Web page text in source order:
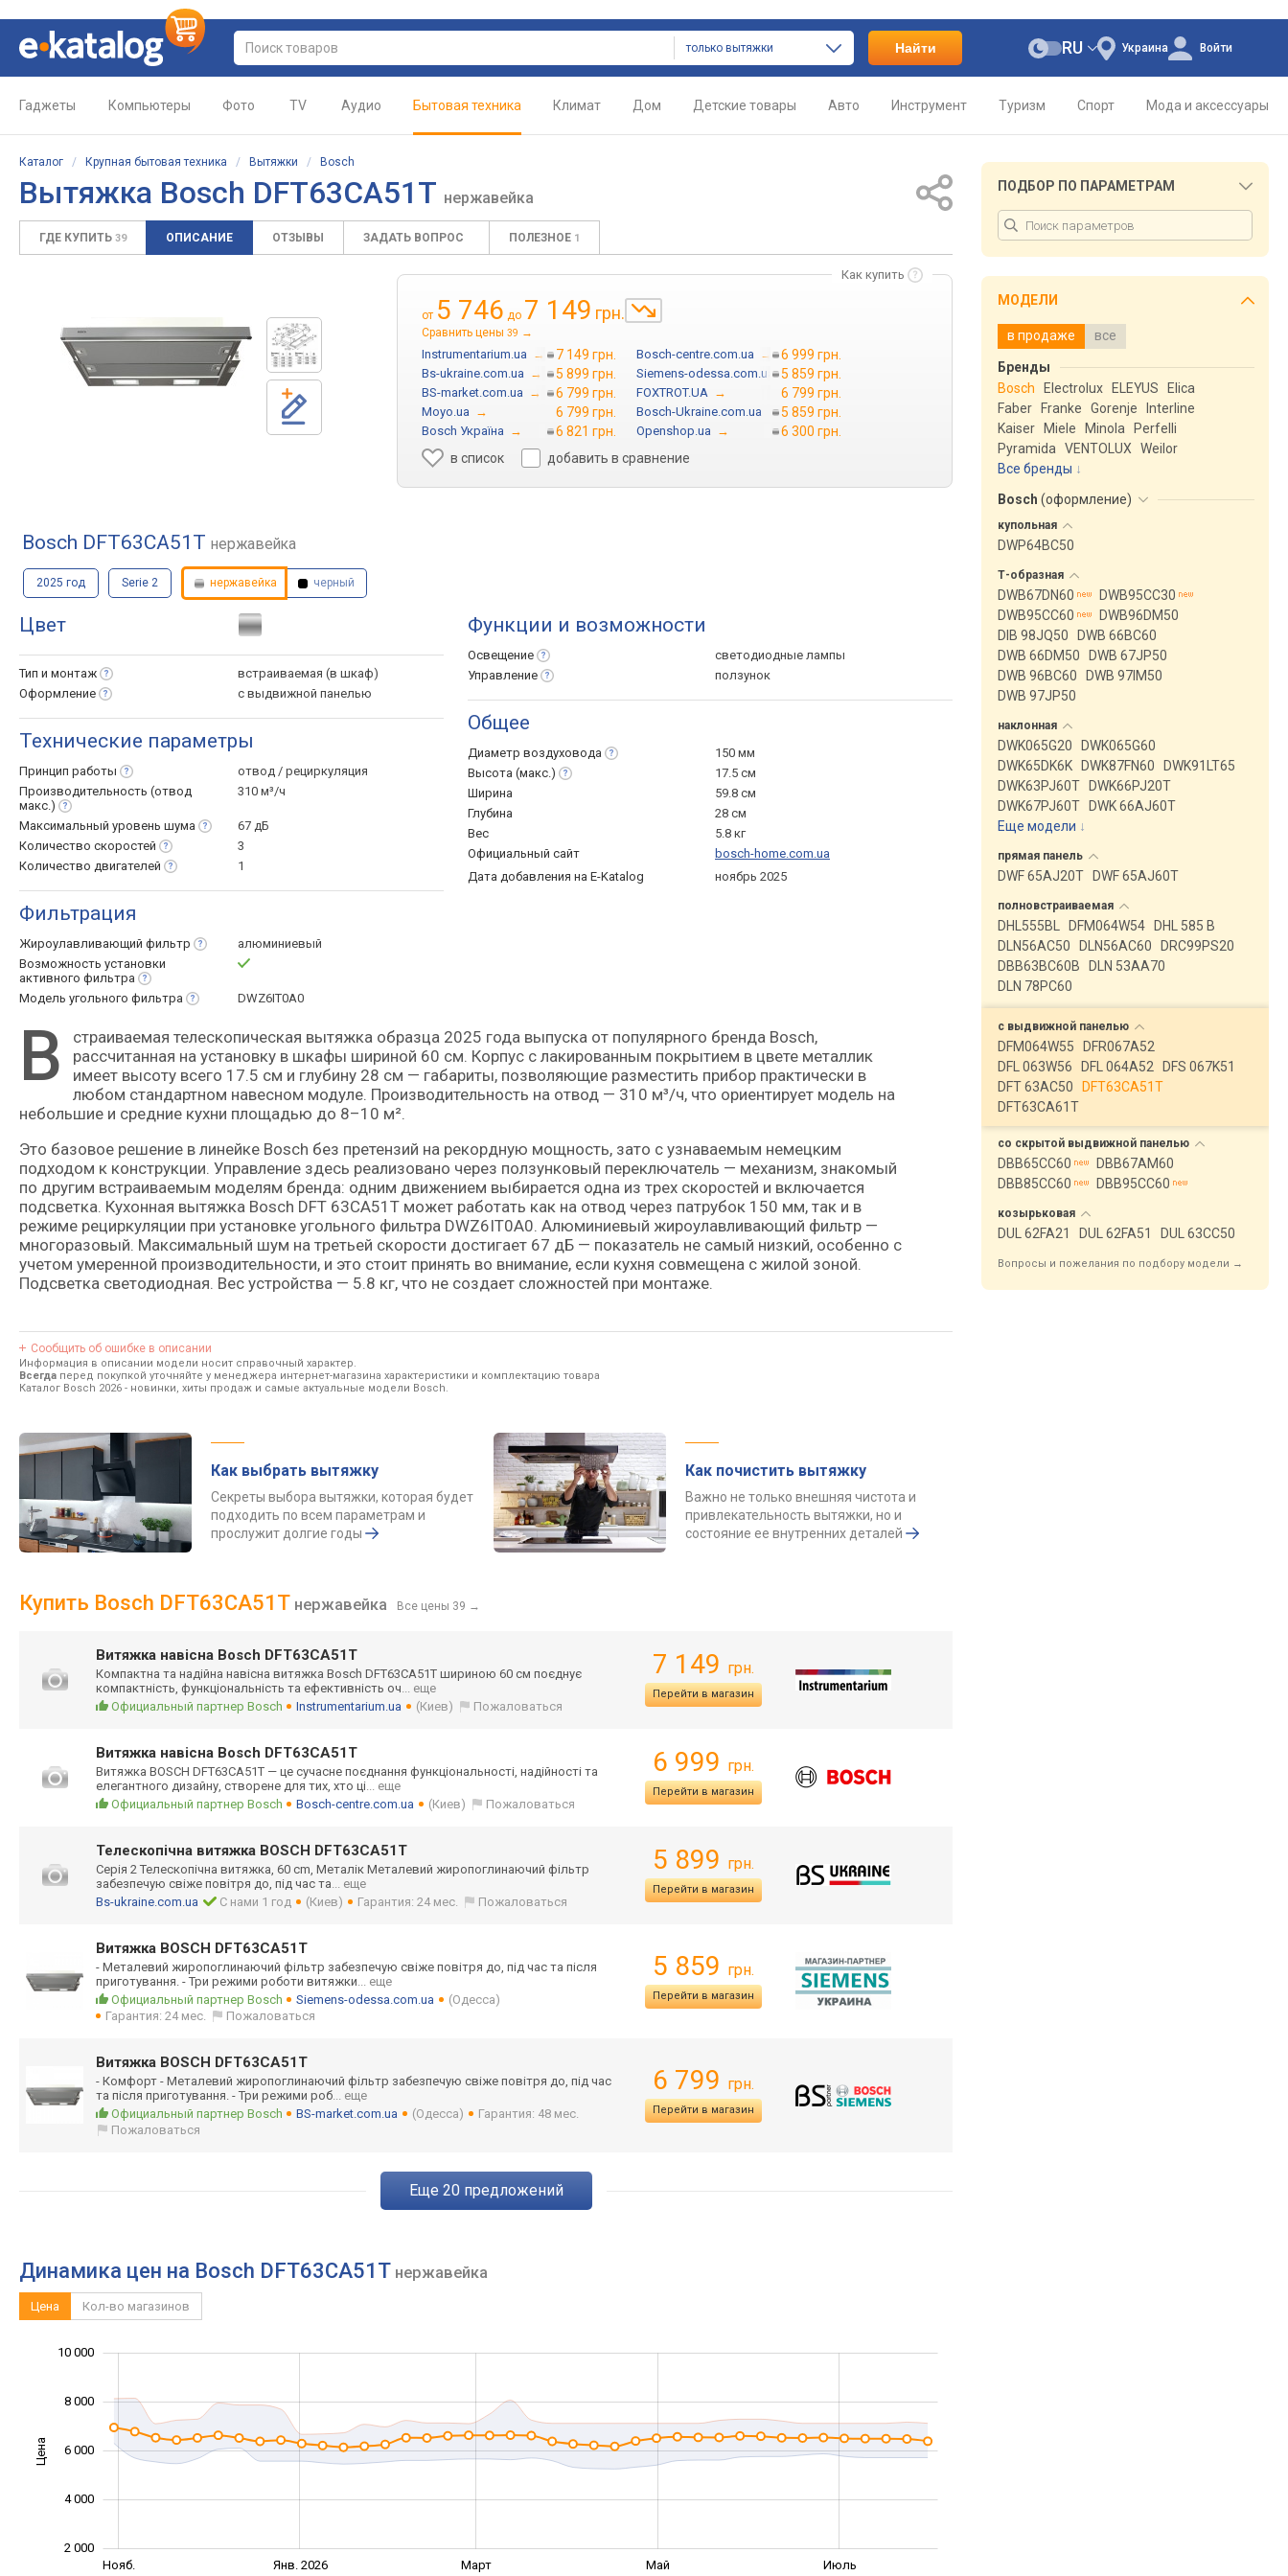
только вытяжки Найти Украина
RU Войти
Гаджеты Компьютеры Фото TV Аудио Бытовая техника Климат Дом Детские товары Авто Инструмент Туризм Спорт Мода и аксессуары
Каталог / Крупная бытовая техника / Вытяжки / Bosch
Вытяжка Bosch DFT63CA51T нержавейка
ГДЕ КУПИТЬ 39 ОПИСАНИЕ ОТЗЫВЫ ЗАДАТЬ ВОПРОС ПОЛЕЗНОЕ 1
Как купить
от 5 746 до 7 149 грн.
Сравнить цены 39 →
Instrumentarium.ua → 7 149 грн. Bosch-centre.com.ua → 6 999 грн.
Bs-ukraine.com.ua → 5 899 грн. Siemens-odessa.com.ua →
5 859 грн.
BS-market.com.ua → 6 799 грн. FOXTROT.UA → 6 799 грн.
Moyo.ua → 6 799 грн. Bosch-Ukraine.com.ua →5 859 грн.
Bosch Україна → 6 821 грн. Openshop.ua →
6 300 грн.
в список
добавить в сравнение
Bosch DFT63CA51T нержавейка
2025 год Serie 2 нержавейка черный
Цвет
Тип и монтаж
встраиваемая (в шкаф)
Оформление
с выдвижной панелью
Технические параметры
Принцип работы
отвод / рециркуляция
Производительность (отвод
макс.)
310 м³/ч
Максимальный уровень шума
67 дБ
Количество скоростей
3
Количество двигателей 1
Фильтрация
Жироулавливающий фильтр
алюминиевый
Возможность установки
активного фильтра
Модель угольного фильтра DWZ6IT0A0
Функции и возможности
Освещение
светодиодные лампы
Управление
ползунок
Общее
Диаметр воздуховода
150 мм
Высота (макс.)
17.5 см
Ширина
59.8 см
Глубина
28 см
Вес
5.8 кг
Официальный сайт
bosch-home.com.ua
Дата добавления на E-Katalog
ноябрь 2025
В
страиваемая телескопическая вытяжка образца 2025 года выпуска от популярного бренда Bosch,
рассчитанная на установку в шкафы шириной 60 см. Корпус с лакированным покрытием в цвете металлик
имеет высоту всего 17.5 см и глубину 28 см — габариты, позволяющие разместить прибор практически в
любом стандартном навесном модуле. Производительность на отвод — 310 м³/ч, что ориентирует модель на
небольшие и средние кухни площадью до 8–10 м².
Это базовое решение в линейке Bosch без претензий на рекордную мощность, зато с узнаваемым немецким
подходом к конструкции. Управление здесь реализовано через ползунковый переключатель — механизм, знакомый
по другим встраиваемым моделям бренда: одним движением выбирается одна из трех скоростей и включается
подсветка. Кухонная вытяжка Bosch DFT 63CA51T может работать как на отвод через патрубок 150 мм, так и в
режиме рециркуляции при установке угольного фильтра DWZ6IT0A0. Алюминиевый жироулавливающий фильтр —
многоразовый. Максимальный шум на третьей скорости достигает 67 дБ — показатель не самый низкий, особенно с
учетом умеренной производительности, и это стоит принять во внимание, если кухня совмещена с жилой зоной.
Подсветка светодиодная. Вес устройства — 5.8 кг, что не создает сложностей при монтаже.
Сообщить об ошибке в описании
Информация в описании модели носит справочный характер.
Всегда перед покупкой уточняйте у менеджера интернет-магазина характеристики и комплектацию товара
Каталог Bosch 2026 - новинки, хиты продаж и самые актуальные модели Bosch.
Как выбрать вытяжку
Секреты выбора вытяжки, которая будет
подходить по всем параметрам и
прослужит долгие годы
Как почистить вытяжку
Важно не только внешняя чистота и
привлекательность вытяжки, но и
состояние ее внутренних деталей
Купить Bosch DFT63CA51T нержавейка Все цены 39 →
Витяжка навісна Bosch DFT63CA51T
Компактна та надійна навісна витяжка Bosch DFT63CA51T шириною 60 см поєднує
компактність, функціональність та ефективність оч... еще
Официальный партнер Bosch
Instrumentarium.ua (Киев) Пожаловаться
7 149 грн.
Перейти в магазин
Витяжка навісна Bosch DFT63CA51T
Витяжка BOSCH DFT63CA51T — це сучасне поєднання функціональності, надійності та
елегантного дизайну, створене для тих, хто ці... еще
Официальный партнер Bosch
Bosch-centre.com.ua (Киев) Пожаловаться
6 999 грн.
Перейти в магазин
Телескопічна витяжка BOSCH DFT63CA51T
Серія 2 Телескопічна витяжка, 60 cm, Металік Металевий жиропоглинаючий фільтр
забезпечую свіже повітря до, під час та... еще
Bs-ukraine.com.ua
С нами 1 год (Киев) Гарантия: 24 мес. Пожаловаться
5 899 грн.
Перейти в магазин
Витяжка BOSCH DFT63CA51T
- Металевий жиропоглинаючий фільтр забезпечую свіже повітря до, під час та після
приготування. - Три режими роботи витяжки... еще
Официальный партнер Bosch
Siemens-odessa.com.ua
(Одесса)
Гарантия: 24 мес.
Пожаловаться
5 859 грн.
Перейти в магазин
Витяжка BOSCH DFT63CA51T
- Комфорт - Металевий жиропоглинаючий фільтр забезпечую свіже повітря до, під час
та після приготування. - Три режими роб... еще
Официальный партнер Bosch
BS-market.com.ua (Одесса)
Гарантия: 48 мес.
Пожаловаться
6 799 грн.
Перейти в магазин
eще 20предложений
Динамика цен на Bosch DFT63CA51T нержавейка
Цена Кол-во магазинов
Цена 10 000
2 000
4 000
6 000
10 000
8 000
L
Сент.
Нояб. Янв. 2026 Март Май Июль
Сент.
ПОДБОР ПО ПАРАМЕТРАМ
МОДЕЛИ
в продаже все
Бренды
Bosch
Electrolux ELEYUS
Elica
Faber
Franke Gorenje
Interline
Kaiser
Miele Minola
Perfelli
Pyramida
VENTOLUX
Weilor
Все бренды
Bosch (оформление)
купольная
DWP64BC50
Т-образная
DWB67DN60
DWB95CC30
DWB95CC60
DWB96DM50
DIB 98JQ50
DWB 66BC60
DWB 66DM50
DWB 67JP50
DWB 96BC60
DWB 97IM50
DWB 97JP50
наклонная
DWK065G20
DWK065G60
DWK65DK6K
DWK87FN60
DWK91LT65
DWK63PJ60T
DWK66PJ20T
DWK67PJ60T
DWK 66AJ60T
Еще модели ↓
прямая панель
DWF 65AJ20T DWF 65AJ60T
полновстраиваемая
DHL555BL DFM064W54
DHL 585 B
DLN56AC50
DLN56AC60
DRC99PS20
DBB63BC60B
DLN 53AA70
DLN 78PC60
с выдвижной панелью
DFM064W55
DFR067A52
DFL 063W56
DFL 064A52
DFS 067K51
DFT 63AC50
DFT63CA51T
DFT63CA61T
со скрытой выдвижной панелью
DBB65CC60
DBB67AM60
DBB85CC60
DBB95CC60
козырьковая
DUL 62FA21 DUL 62FA51 DUL 63CC50
Вопросы и пожелания по подбору модели →